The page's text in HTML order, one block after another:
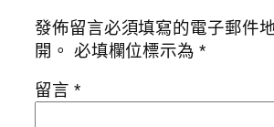
發佈留言必須填寫的電子郵件
開。 必填欄位標示為 *
留言 *